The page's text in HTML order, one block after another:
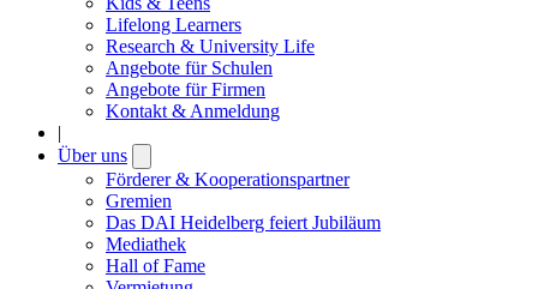
Lifelong Learners
Research & University Life
Angebote für Schulen
Angebote für Firmen
Kontakt & Anmeldung
|
Über uns
submenu
Förderer & Kooperationspartner
Gremien
Das DAI Heidelberg feiert Jubiläum
Mediathek
Hall of Fame